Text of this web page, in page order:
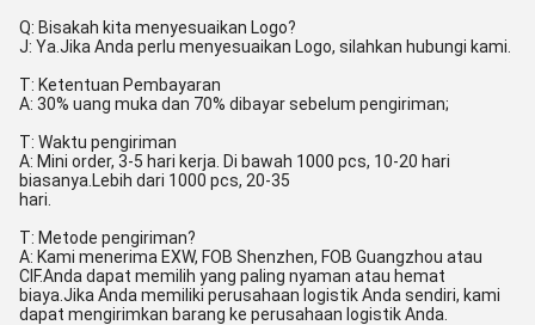
Q: Bisakah kita menyesuaikan Logo?
J: Ya.Jika Anda perlu menyesuaikan Logo, silahkan hubungi kami.
T: Ketentuan Pembayaran
A: 30% uang muka dan 70% dibayar sebelum pengiriman;
T: Waktu pengiriman
A: Mini order, 3-5 hari kerja. Di bawah 1000 pcs, 10-20 hari
biasanya.Lebih dari 1000 pcs, 20-35
hari.
T: Metode pengiriman?
A: Kami menerima EXW, FOB Shenzhen, FOB Guangzhou atau
CIF.Anda dapat memilih yang paling nyaman atau hemat
biaya.Jika Anda memiliki perusahaan logistik Anda sendiri, kami
dapat mengirimkan barang ke perusahaan logistik Anda.